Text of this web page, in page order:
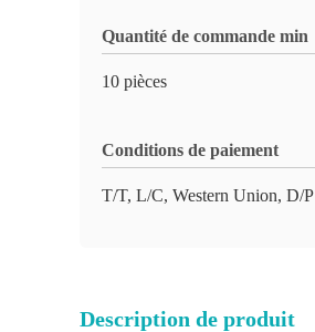
Quantité de commande min
10 pièces
Conditions de paiement
T/T, L/C, Western Union, D/P
Description de produit